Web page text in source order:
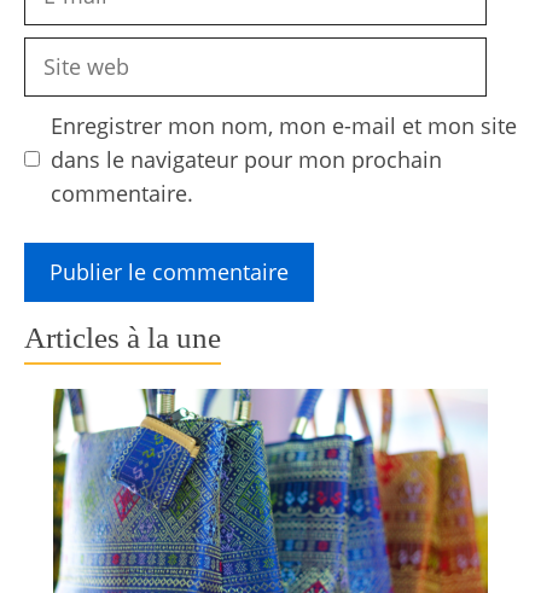
Site
Enregistrer mon nom, mon e-mail et mon site
dans le navigateur pour mon prochain
commentaire.
Articles à la une